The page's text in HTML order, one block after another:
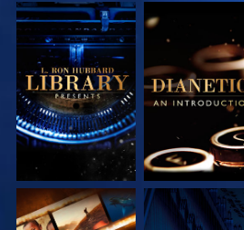
DÉCOUVRIR LES
SÉRIES
DÉCOUVRIR LES
SÉRIES